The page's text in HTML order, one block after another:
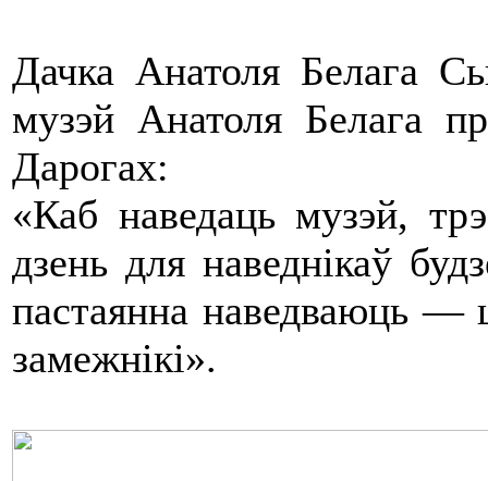
Дачка Анатоля Белага
музэй Анатоля Белага
Дарогах:
«Каб наведаць музэй,
дзень для наведнікаў
пастаянна наведваюць —
замежнікі».